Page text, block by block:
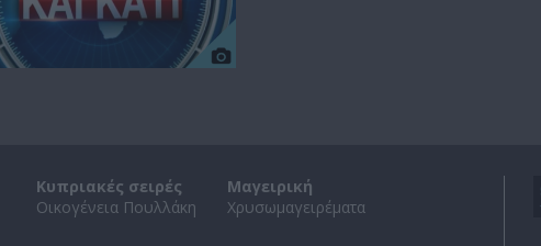
Κυπριακές σειρές
Οικογένεια Πουλλάκη
Μαγειρική
Χρυσωμαγειρέματα